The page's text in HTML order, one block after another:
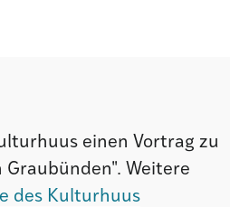
einen Vortrag zu
Weitere
des Kulturhuus